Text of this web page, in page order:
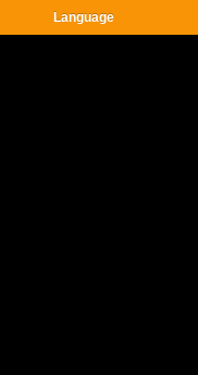
Language